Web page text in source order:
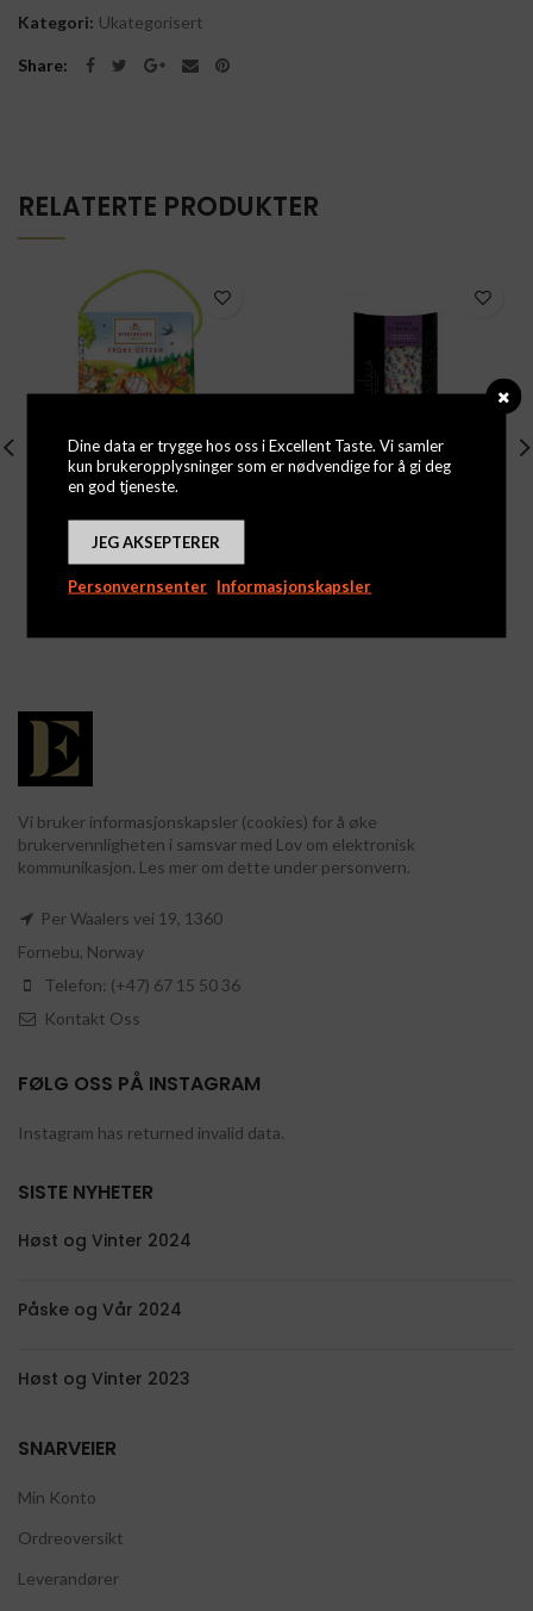
Kategori: Ukategorisert
Share
RELATERTE PRODUKTER
Påskepose med
marsipanegg 85g
Logg inn for å se priser
Vi bruker informasjonskapsler (cookies) for å øke
brukervennligheten i samsvar med Lov om elektronisk
kommunikasjon. Les mer om dette under personvern.
Per Waalers vei 19, 1360
Fornebu, Norway
Telefon: (+47) 67 15 50 36
Kontakt Oss
FØLG OSS PÅ INSTAGRAM
Instagram has returned invalid data.
SISTE NYHETER
Høst og Vinter 2024
Påske og Vår 2024
Høst og Vinter 2023
SNARVEIER
Min Konto
Ordreoversikt
Leverandører
Dine data er trygge hos oss i Excellent Taste. Vi samler
kun brukeropplysninger som er nødvendige for å gi deg
en god tjeneste.
JEG AKSEPTERER
Personvernsenter Informasjonskapsler